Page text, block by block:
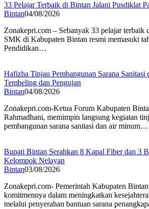
33 Pelajar Terbaik di Bintan Jalani Pusdiklat
Bintan04/08/2026
Zonakepri.com – Sebanyak 33 pelajar terbaik
SMK di Kabupaten Bintan resmi memasuki
Pendidikan…
Hafizha Tinjau Pembangunan Sarana
Tembeling dan Pengujan
Bintan04/08/2026
Zonakepri.com-Ketua Forum Kabupaten
Rahmadhani, memimpin langsung kegiatan
pembangunan sarana sanitasi dan air minum…
Bupati Bintan Serahkan 8 Kapal Fiber dan 3
Kelompok Nelayan
Bintan03/08/2026
Zonakepri.com- Pemerintah Kabupaten
komitmennya dalam meningkatkan
melalui penyerahan bantuan sarana